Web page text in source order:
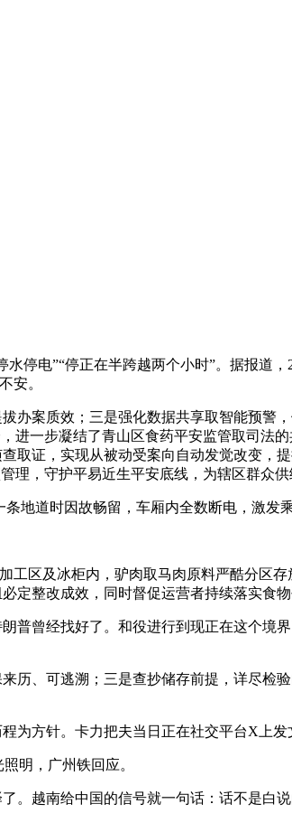
电”“停正在半跨越两个小时”。据报道，
安。
案质效；三是强化数据共享取智能预警，
进一步凝结了青山区食药平安监管取司法
取证，实现从被动受案向自动发觉改变，
理，守护平易近生平安底线，为辖区群众供
道时因故畅留，车厢内全数断电，激发乘
区及冰柜内，驴肉取马肉原料严酷分区
整改成效，同时督促运营者持续落实食物
曾经找好了。和役进行到现正在这个境
、可逃溯；三是查抄储存前提，详尽检
方针。卡力把夫当日正在社交平台X上发
明，广州铁回应。
越南给中国的信号就一句话：话不是白